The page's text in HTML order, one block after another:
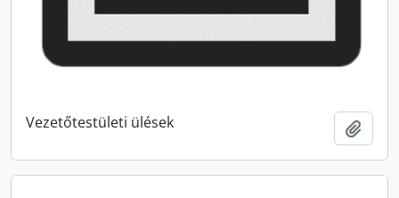
Vezetőtestületi ülések